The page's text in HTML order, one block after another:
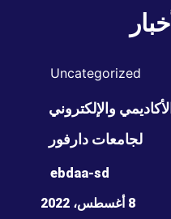
Uncategorized
والإلكتروني
لجامعات دارفور
ebdaa-sd
8 أغسطس، 2022